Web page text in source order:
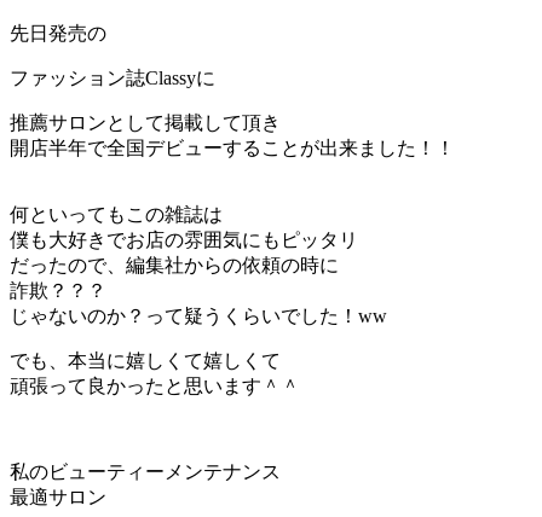
先日発売の
ファッション誌Classyに
推薦サロンとして掲載して頂き
開店半年で全国デビューすることが出来ました！！
何といってもこの雑誌は
僕も大好きでお店の雰囲気にもピッタリ
だったので、編集社からの依頼の時に
詐欺？？？
じゃないのか？って疑うくらいでした！ww
でも、本当に嬉しくて嬉しくて
頑張って良かったと思います＾＾
私のビューティーメンテナンス
最適サロン